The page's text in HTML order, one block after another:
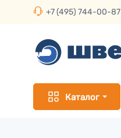
+7 (495) 744-00-87
Каталог